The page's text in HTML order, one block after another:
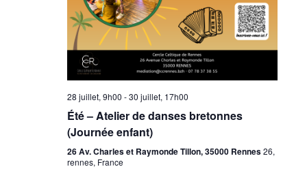
28 juillet, 9h00 -30 juillet, 17h00
Été – Atelier de danses bretonnes
(Journée enfant)
26 Av. Charles et Raymonde Tillon, 35000 Rennes26,
rennes, France